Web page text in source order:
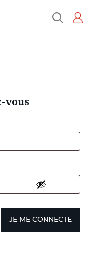
vous
JE ME CONNECTE